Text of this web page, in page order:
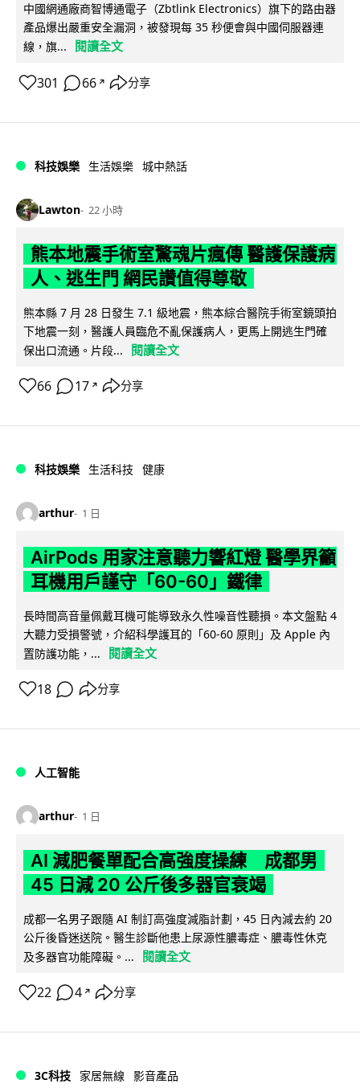
中國網通廠商智博通電子（Zbtlink Electronics）旗下的路由器
產品爆出嚴重安全漏洞，被發現每 35 秒便會與中國伺服器連
線，旗...
閱讀全文
301 66 ↗ 分享
科技娛樂 生活娛樂 城中熱話
Lawton 22 小時
熊本地震手術室驚魂片瘋傳 醫護保護病
人、逃生門 網民讚值得尊敬
熊本縣 7 月 28 日發生 7.1 級地震，熊本綜合醫院手術室鏡頭拍
下地震一刻，醫護人員臨危不亂保護病人，更馬上開逃生門確
保出口流通。片段...
閱讀全文
66 17 ↗ 分享
科技娛樂 生活科技 健康
arthur 1 日
AirPods 用家注意聽力響紅燈 醫學界籲
耳機用戶謹守「60-60」鐵律
長時間高音量佩戴耳機可能導致永久性噪音性聽損。本文盤點 4
大聽力受損警號，介紹科學護耳的「60-60 原則」及 Apple 內
置防護功能，...
閱讀全文
18 分享
人工智能
arthur 1 日
AI 減肥餐單配合高強度操練 成都男
45 日減 20 公斤後多器官衰竭
成都一名男子跟隨 AI 制訂高強度減脂計劃，45 日內減去約 20
公斤後昏迷送院。醫生診斷他患上尿源性膿毒症、膿毒性休克
及多器官功能障礙。...
閱讀全文
22 4 ↗ 分享
3C科技 家居無線 影音產品